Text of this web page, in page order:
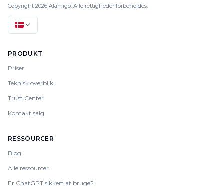
Copyright 2026 AIamigo. Alle rettigheder forbeholdes.
PRODUKT
Priser
Teknisk overblik
Trust Center
Kontakt salg
RESSOURCER
Blog
Alle ressourcer
Er ChatGPT sikkert at bruge?